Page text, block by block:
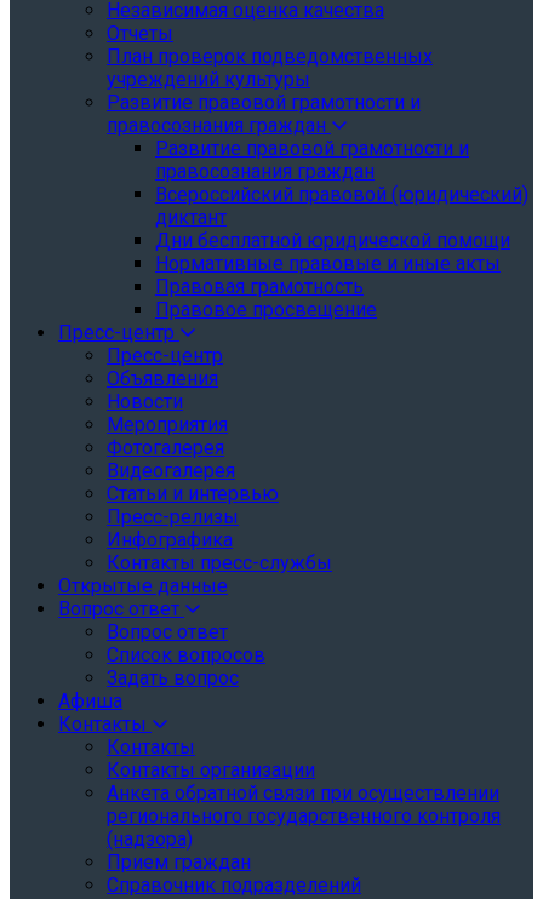
Независимая оценка качества
Отчеты
План проверок подведомственных
учреждений культуры
Развитие правовой грамотности и
правосознания граждан
Развитие правовой грамотности и
правосознания граждан
Всероссийский правовой (юридический)
диктант
Дни бесплатной юридической помощи
Нормативные правовые и иные акты
Правовая грамотность
Правовое просвещение
Пресс-центр
Пресс-центр
Объявления
Новости
Мероприятия
Фотогалерея
Видеогалерея
Статьи и интервью
Пресс-релизы
Инфографика
Контакты пресс-службы
Открытые данные
Вопрос ответ
Вопрос ответ
Список вопросов
Задать вопрос
Афиша
Контакты
Контакты
Контакты организации
Анкета обратной связи при осуществлении
регионального государственного контроля
(надзора)
Прием граждан
Справочник подразделений